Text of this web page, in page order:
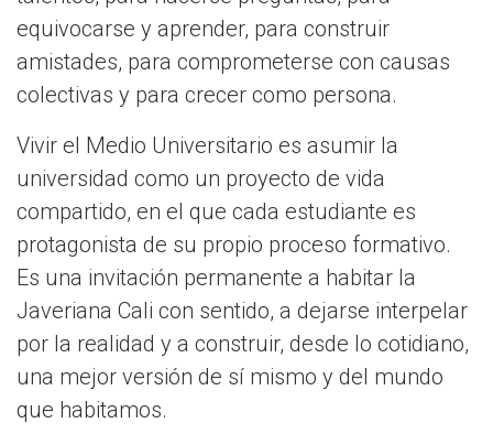
equivocarse y aprender, para construir
amistades, para comprometerse con causas
colectivas y para crecer como persona.
Vivir el Medio Universitario es asumir la
universidad como un proyecto de vida
compartido, en el que cada estudiante es
protagonista de su propio proceso formativo.
Es una invitación permanente a habitar la
Javeriana Cali con sentido, a dejarse interpelar
por la realidad y a construir, desde lo cotidiano,
una mejor versión de sí mismo y del mundo
que habitamos.